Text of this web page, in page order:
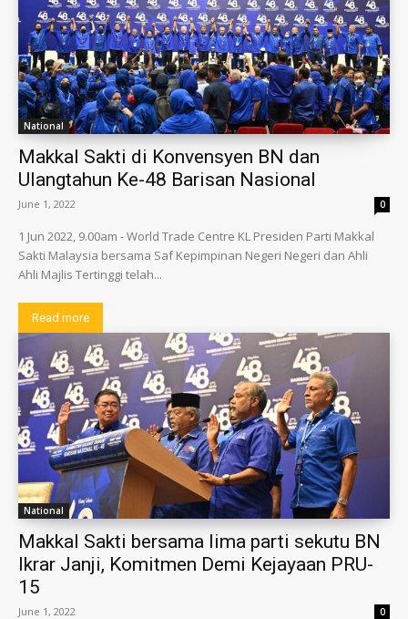
National
Makkal Sakti di Konvensyen BN dan
Ulangtahun Ke-48 Barisan Nasional
June 1, 2022 0
1 Jun 2022, 9.00am - World Trade Centre KL Presiden Parti Makkal
Sakti Malaysia bersama Saf Kepimpinan Negeri Negeri dan Ahli
Ahli Majlis Tertinggi telah...
Read more
National
Makkal Sakti bersama lima parti sekutu BN
Ikrar Janji, Komitmen Demi Kejayaan PRU-
15
June 1, 2022 0